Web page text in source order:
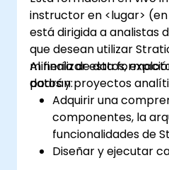
instructor en <lugar>
está dirigida a analistas
que desean utilizar
minería de datos,
datos y proyectos
Al finalizar esta
podrán:
Adquirir una
componentes, la
funcionalidades de
Diseñar y ejecutar